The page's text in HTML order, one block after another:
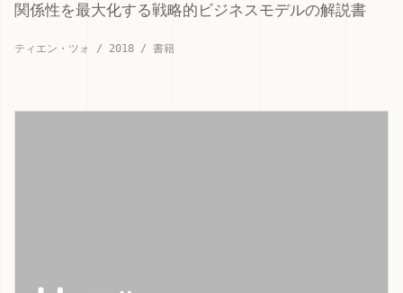
関係性を最大化する戦略的ビジネスモデルの解説書
ティエン・ツォ / 2018 / 書籍